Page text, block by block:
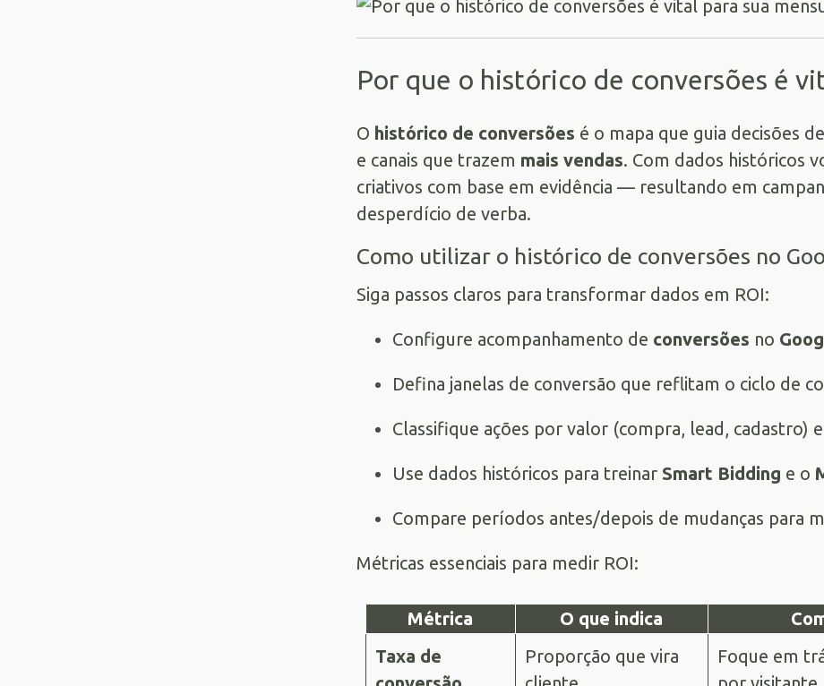
Por que o histórico de conversões é
O histórico de conversões é o mapa que guia decisões
e canais que trazem mais vendas. Com dados históricos
criativos com base em evidência — resultando em
desperdício de verba.
Como utilizar o histórico de conversões no
Siga passos claros para transformar dados em ROI:
Configure acompanhamento de conversões no
Defina janelas de conversão que reflitam o ciclo de
Classifique ações por valor (compra, lead, cadastro)
Use dados históricos para treinar Smart Bidding e o
Compare períodos antes/depois de mudanças para
Métricas essenciais para medir ROI:
Métrica O que indica
Taxa de
Proporção que vira
Foque em